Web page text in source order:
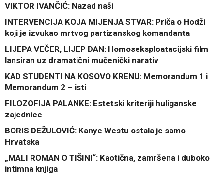
VIKTOR IVANČIĆ: Nazad naši
INTERVENCIJA KOJA MIJENJA STVAR: Priča o Hodži
koji je izvukao mrtvog partizanskog komandanta
LIJEPA VEČER, LIJEP DAN: Homoseksploatacijski film
lansiran uz dramatični mučenički narativ
KAD STUDENTI NA KOSOVO KRENU: Memorandum 1 i
Memorandum 2 – isti
FILOZOFIJA PALANKE: Estetski kriteriji huliganske
zajednice
BORIS DEŽULOVIĆ: Kanye Westu ostala je samo
Hrvatska
„MALI ROMAN O TIŠINI“: Kaotična, zamršena i duboko
intimna knjiga